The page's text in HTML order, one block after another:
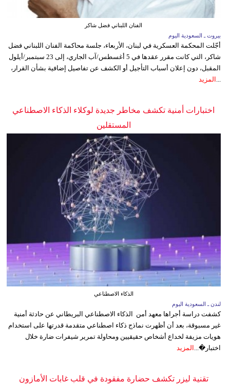
الفنان اللبناني فضل شاكر
بيروت ـ السعودية اليوم
أجّلت المحكمة العسكرية في لبنان، الأربعاء، جلسة محاكمة الفنان اللبناني فضل
شاكر، التي كانت مقرر عقدها في 5 أغسطس/آب الجاري، إلى 23 سبتمبر/أيلول
المقبل، دون إعلان أسباب التأجيل أو الكشف عن تفاصيل إضافية بشأن القرار،
المزيد
اختبارات أمنية تكشف مخاطر جديدة لوكلاء الذكاء الاصطناعي
المستقلين
الذكاء الاصطناعي
لندن ـ السعودية اليوم
كشفت دراسة أجراها معهد أمن الذكاء الاصطناعي البريطاني عن حادثة أمنية
غير مسبوقة، بعد أن أظهرت نماذج ذكاء اصطناعي متقدمة قدرتها على استخدام
هويات مزيفة لخداع أشخاص حقيقيين ومحاولة تمرير شيفرات ضارة خلال
اختبار�... المزيد
تقنية ليزر تكشف حضارة مفقودة في قلب غابات الأمازون